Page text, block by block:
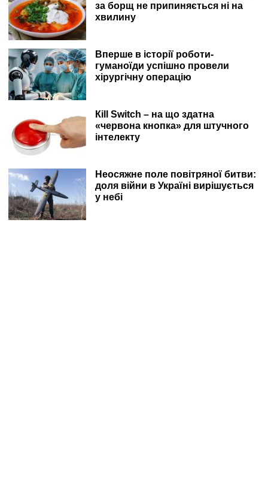
за борщ не припиняється ні на
хвилину
Вперше в історії роботи-
гуманоїди успішно провели
хірургічну операцію
Кill Switch – на що здатна
«червона кнопка» для штучного
інтелекту
Неосяжне поле повітряної битви:
доля війни в Україні вирішується
у небі